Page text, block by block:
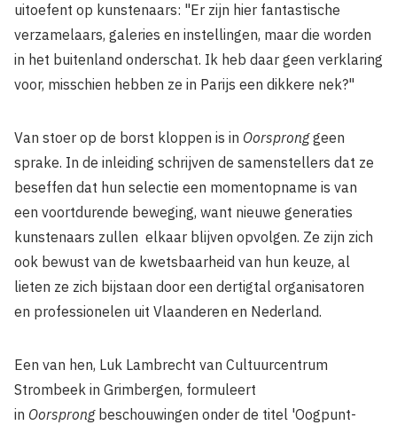
uitoefent op kunstenaars: "Er zijn hier fantastische
verza­melaars, galeries en instellingen, maar die worden
in het buitenland onderschat. Ik heb daar geen verklaring
voor, misschien hebben ze in Parijs een dikkere nek?"
Van stoer op de borst kloppen is in Oorspronggeen
sprake. In de inleiding schrijven de samenstellers dat ze
beseffen dat hun selectie een momentopname is van
een voortdurende beweging, want nieuwe generaties
kunstenaars zullen elkaar blijven opvolgen. Ze zijn zich
ook bewust van de kwetsbaarheid van hun keuze, al
lieten ze zich bijstaan door een dertigtal organisa­toren
en professionelen uit Vlaanderen en Nederland.
Een van hen, Luk Lambrecht van Cultuur­centrum
Strombeek in Grimbergen, formu­leert
in Oorsprongbeschouwingen onder de titel 'Oogpunt-